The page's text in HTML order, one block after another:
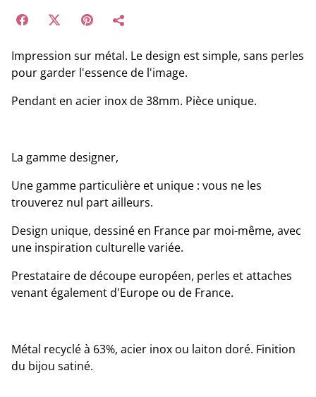
Impression sur métal. Le design est simple, sans perles
pour garder l'essence de l'image.
Pendant en acier inox de 38mm. Pièce unique.
La gamme designer,
Une gamme particulière et unique : vous ne les
trouverez nul part ailleurs.
Design unique, dessiné en France par moi-même, avec
une inspiration culturelle variée.
Prestataire de découpe européen, perles et attaches
venant également d'Europe ou de France.
Métal recyclé à 63%, acier inox ou laiton doré. Finition
du bijou satiné.